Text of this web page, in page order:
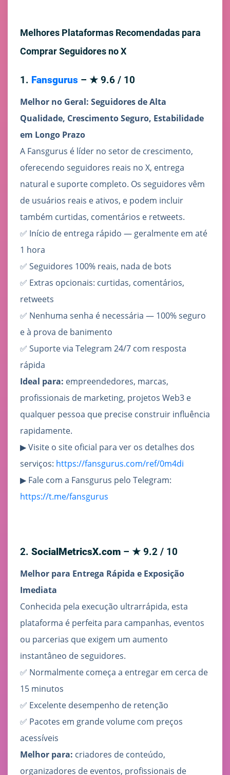
Melhores Plataformas Recomendadas para
Comprar Seguidores no X
1. Fansgurus – ★ 9.6 / 10
Melhor no Geral: Seguidores de Alta
Qualidade, Crescimento Seguro, Estabilidade
em Longo Prazo
A Fansgurus é líder no setor de crescimento,
oferecendo seguidores reais no X, entrega
natural e suporte completo. Os seguidores vêm
de usuários reais e ativos, e podem incluir
também curtidas, comentários e retweets.
✅ Início de entrega rápido — geralmente em até
1 hora
✅ Seguidores 100% reais, nada de bots
✅ Extras opcionais: curtidas, comentários,
retweets
✅ Nenhuma senha é necessária — 100% seguro
e à prova de banimento
✅ Suporte via Telegram 24/7 com resposta
rápida
Ideal para: empreendedores, marcas,
profissionais de marketing, projetos Web3 e
qualquer pessoa que precise construir influência
rapidamente.
▶ Visite o site oficial para ver os detalhes dos
serviços: https://fansgurus.com/ref/0m4di
▶ Fale com a Fansgurus pelo Telegram:
https://t.me/fansgurus
2. SocialMetricsX.com – ★ 9.2 / 10
Melhor para Entrega Rápida e Exposição
Imediata
Conhecida pela execução ultrarrápida, esta
plataforma é perfeita para campanhas, eventos
ou parcerias que exigem um aumento
instantâneo de seguidores.
✅ Normalmente começa a entregar em cerca de
15 minutos
✅ Excelente desempenho de retenção
✅ Pacotes em grande volume com preços
acessíveis
Melhor para: criadores de conteúdo,
organizadores de eventos, profissionais de